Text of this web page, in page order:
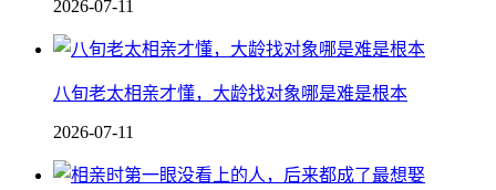
2026-07-11
八旬老太相亲才懂，大龄找对象哪是难是根本
2026-07-11